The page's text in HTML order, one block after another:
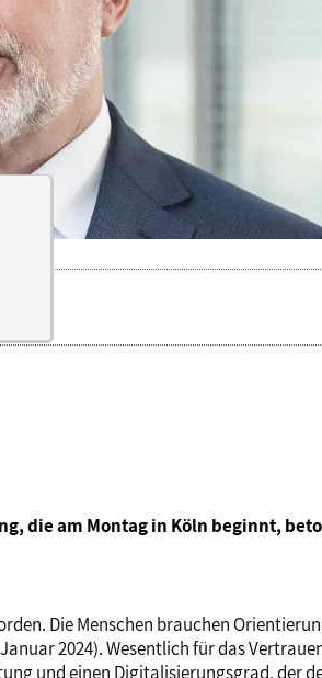
die am Montag in Köln beginnt,
Die Menschen brauchen
2024). Wesentlich für das
und einen Digitalisierungsgrad, der